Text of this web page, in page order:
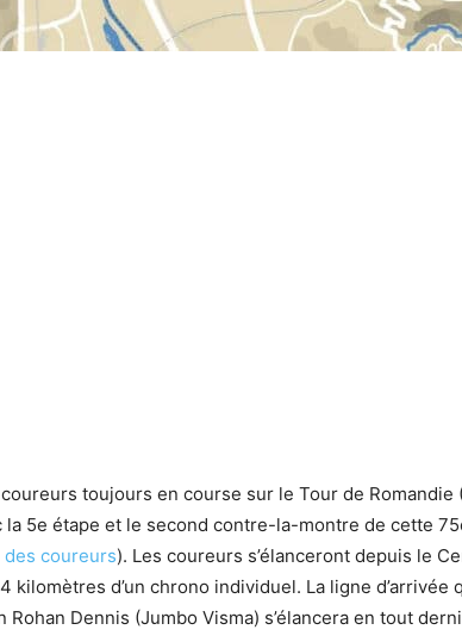
toujours en course sur le Tour de Romandie
la 5e étape et le second contre-la-montre de cette
des coureurs). Les coureurs s’élanceront depuis le
kilomètres d’un chrono individuel. La ligne d’arrivée
Rohan Dennis (Jumbo Visma) s’élancera en tout